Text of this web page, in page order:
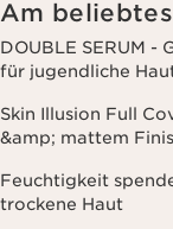
Am
DOUBLE SERUM
für jugendliche
Skin Illusion Full
&amp; mattem
Feuchtigkeit
trockene Haut